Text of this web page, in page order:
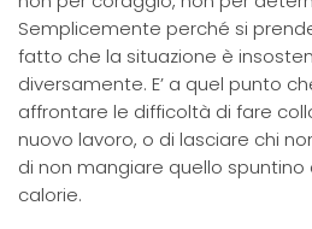
Semplicemente perché si
fatto che la situazione è
diversamente. E’ a quel punto
affrontare le difficoltà di fare
nuovo lavoro, o di lasciare chi
di non mangiare quello
calorie.